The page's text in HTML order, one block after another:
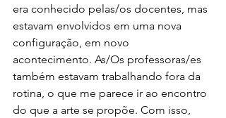
era conhecido pelas/os docentes, mas
estavam envolvidos em uma nova
configuração, em novo
acontecimento. As/Os professoras/es
também estavam trabalhando fora da
rotina, o que me parece ir ao encontro
do que a arte se propõe. Com isso,